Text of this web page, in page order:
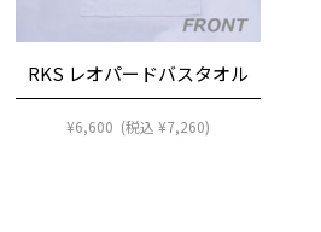
RKS レオパードバスタオル
¥6,600 (税込 ¥7,260)